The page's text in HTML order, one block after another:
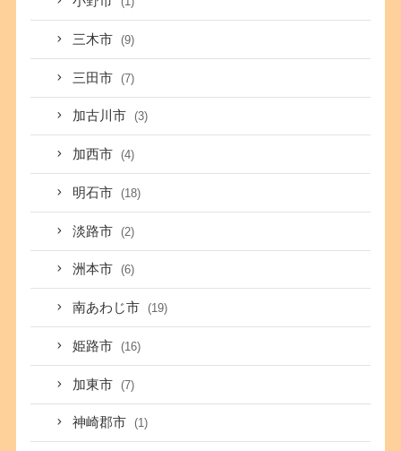
三木市 (9)
三田市 (7)
加古川市 (3)
加西市 (4)
明石市 (18)
淡路市 (2)
洲本市 (6)
南あわじ市 (19)
姫路市 (16)
加東市 (7)
神崎郡市 (1)